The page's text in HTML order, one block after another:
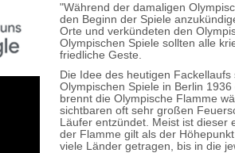
"Während der damaligen
den Beginn der Spiele
Orte und verkündeten den
Olympischen Spiele sollten alle
friedliche Geste.
Die Idee des heutigen
Olympischen Spiele in Berlin
brennt die Olympische Flamme
sichtbaren oft sehr großen
Läufer entzündet. Meist ist dieser
der Flamme gilt als der
viele Länder getragen, bis in die